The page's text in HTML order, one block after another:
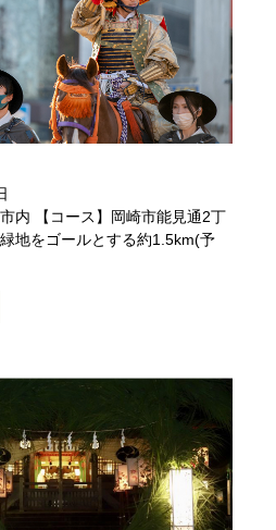
内 【コース】岡崎市能見通2丁
地をゴールとする約1.5km(予